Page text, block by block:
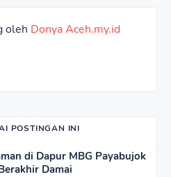
oleh Donya Aceh.my.id
POSTINGAN INI
di Dapur MBG Payabujok
Damai